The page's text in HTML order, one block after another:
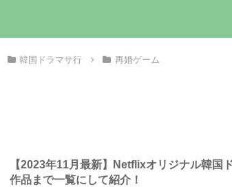
韓国ドラマサ行 再婚ゲーム
【2023年11月最新】Netflixオリジナル韓国
作品まで一覧にして紹介！